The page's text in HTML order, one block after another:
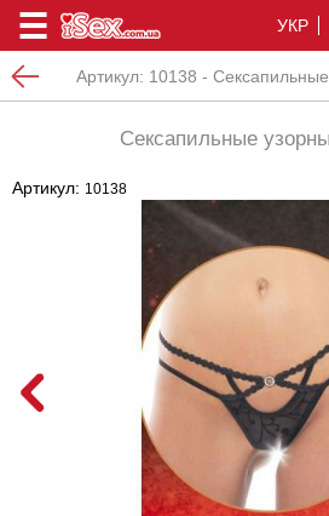
УКР
Артикул: 10138 -
Сексапильные
Артикул: 10138